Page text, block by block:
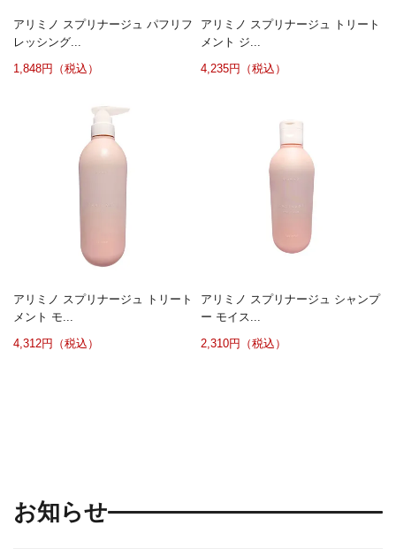
アリミノ スプリナージュ パフリフ
レッシング...
1,848円（税込）
アリミノ スプリナージュ トリート
メント ジ...
4,235円（税込）
アリミノ スプリナージュ トリート
メント モ...
4,312円（税込）
アリミノ スプリナージュ シャンプ
ー モイス...
2,310円（税込）
お知らせ